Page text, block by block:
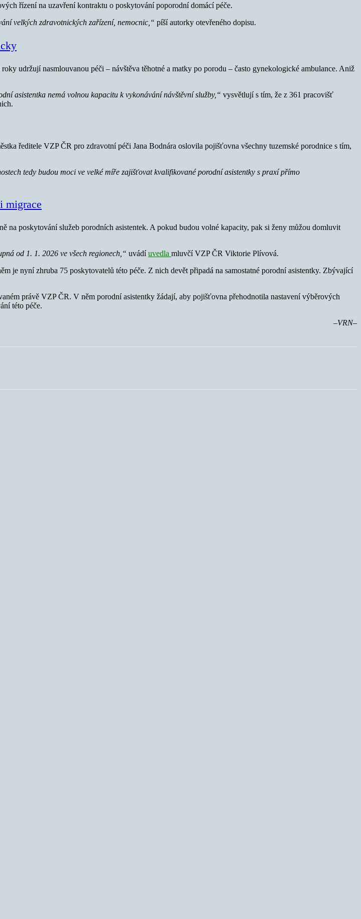
řízení na uzavření kontraktu o poskytování poporodní domácí péče.
velkých zdravotnických zařízení, nemocnic,“ píší autorky otevřeného dopisu.
udržují nasmlouvanou péči – návštěva těhotné a matky po porodu – často gynekologické ambulance. Aniž
asistentka nemá volnou kapacitu k vykonávání návštěvní služby,“ vysvětlují s tím, že z 361 pracovišť
ředitele VZP ČR pro zdravotní péči Jana Bodnára oslovila pojišťovna všechny tuzemské porodnice s tím,
tedy budou moci ve velké míře zajišťovat kvalifikované porodní asistentky s praxí přímo
migrace
poskytování služeb porodních asistentek. A pokud budou volné kapacity, pak si ženy můžou domluvit
od 1. 1. 2026 ve všech regionech,“ uvádíuvedla mluvčí VZP ČR Viktorie Plívová.
je nyní zhruba 75 poskytovatelů této péče. Z nich devět připadá na samostatné porodní asistentky. Zbývající
právě VZP ČR. V něm porodní asistentky žádají, aby pojišťovna přehodnotila nastavení výběrových
této péče.
–VRN–